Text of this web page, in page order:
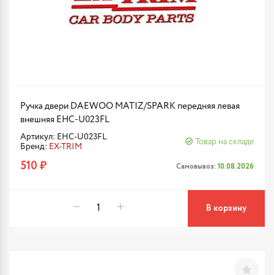
Ручка двери DAEWOO MATIZ/SPARK передняя левая
внешняя EHC-U023FL
Артикул: EHC-U023FL
Бренд: EX-TRIM
Товар на складе
510 ₽ Самовывоз: 10.08.2026
В корзину